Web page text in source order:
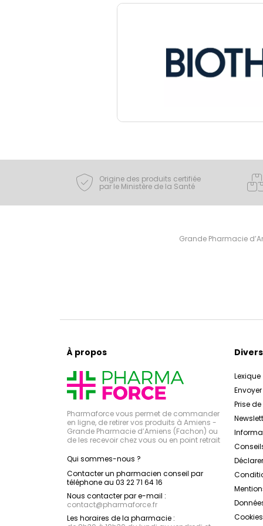
Origine des produits certifiée
par le Ministère de la Santé
Grande Pharmacie
À propos
Pharmaforce vous permet de commander
en ligne, de retirer vos produits à Amiens -
Grande Pharmacie d’Amiens (Fachon) ou
de les recevoir chez vous ou en point retrait
Qui sommes-nous ?
Contacter un pharmacien conseil par
téléphone au 03 22 71 64 16
Nous contacter par e-mail :
contact@pharmaforce.fr
Les horaires de la pharmacie :
Divers
Lexique
Prise
Cookies